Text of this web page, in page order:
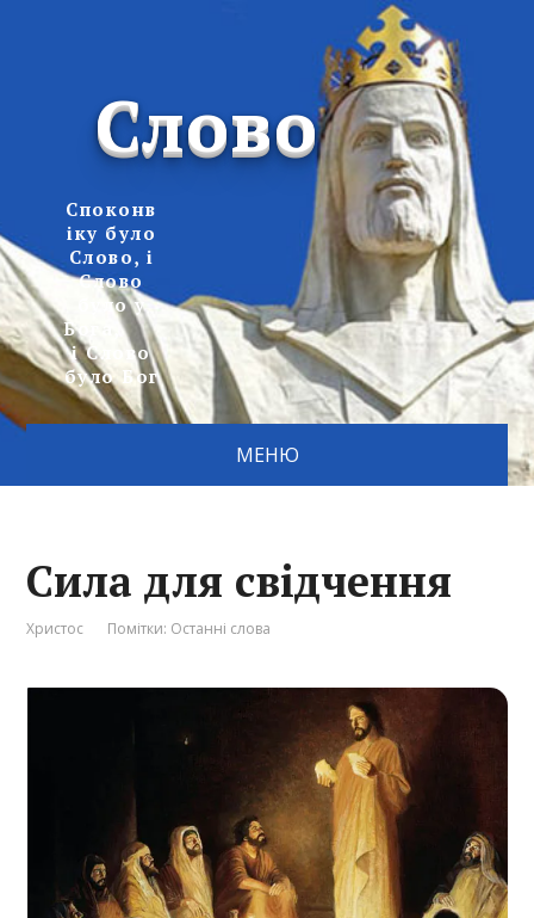
Слово
Споконв
іку було
Слово, і
Слово
було у
Бога,
і Слово
було Бог
МЕНЮ
Сила для свідчення
Христос Помітки: Останні слова